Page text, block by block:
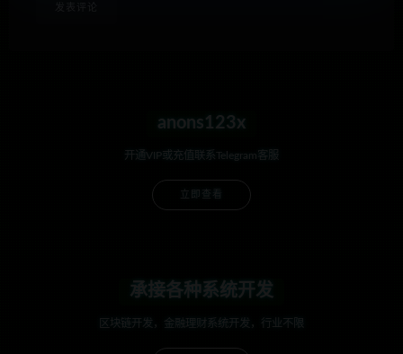
anons123x
开通VIP或充值联系Telegram客服
承接各种系统开发
区块链开发，金融理财系统开发，行业不限